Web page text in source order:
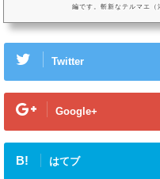
編です。斬新なテルマエ（
顔の現代日本人のヒロイン
Twitter
Google+
B! はてブ